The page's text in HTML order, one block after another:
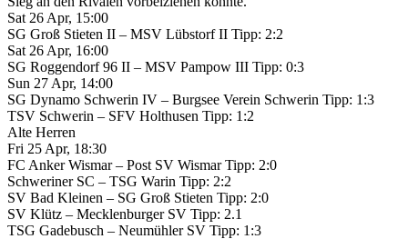
Sat 26 Apr, 15:00
SG Groß Stieten II – MSV Lübstorf II Tipp: 2:2
Sat 26 Apr, 16:00
SG Roggendorf 96 II – MSV Pampow III Tipp: 0:3
Sun 27 Apr, 14:00
SG Dynamo Schwerin IV – Burgsee Verein Schwerin Tipp: 1:3
TSV Schwerin – SFV Holthusen Tipp: 1:2
Alte Herren
Fri 25 Apr, 18:30
FC Anker Wismar – Post SV Wismar Tipp: 2:0
Schweriner SC – TSG Warin Tipp: 2:2
SV Bad Kleinen – SG Groß Stieten Tipp: 2:0
SV Klütz – Mecklenburger SV Tipp: 2.1
TSG Gadebusch – Neumühler SV Tipp: 1:3